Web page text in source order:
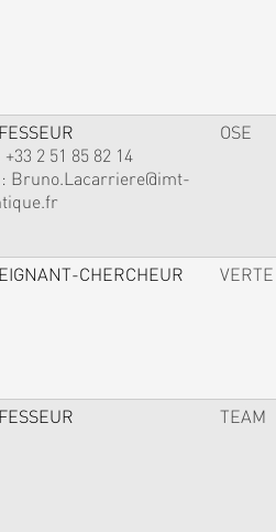
+33 2 51 85 82 14
Bruno.Lacarriere@imt-
OSE
CHERCHEUR VERTE
TEAM